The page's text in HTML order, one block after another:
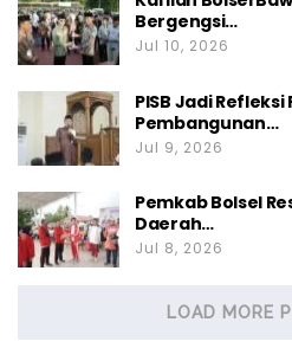
Bergengsi…
Jul 10, 2026
PISB Jadi
Pembangunan…
Jul 9, 2026
Pemkab Bolsel
Daerah…
Jul 8, 2026
LOAD MORE